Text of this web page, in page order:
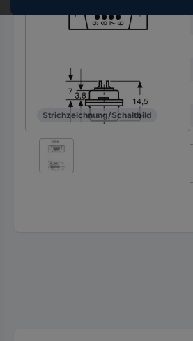
Strichzeichnung/Schaltbild